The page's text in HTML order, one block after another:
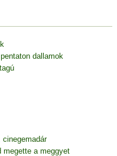
dallamok
cinegemadár
megette a meggyet